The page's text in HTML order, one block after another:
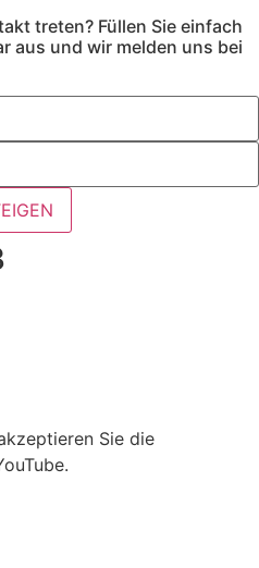
treten? Füllen Sie einfach
aus und wir melden uns bei
Sie die